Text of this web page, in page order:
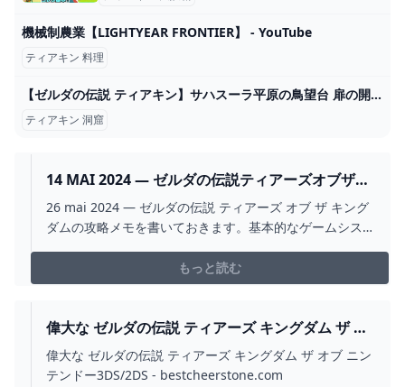
機械制農業【LIGHTYEAR FRONTIER】 - YouTube
ティアキン 料理
【ゼルダの伝説 ティアキン】サハスーラ平原の鳥望台 扉の開け方 洞窟 攻略【ティアーズオブザキングダム】 - YouTube
ティアキン 洞窟
14 MAI 2024 — ゼルダの伝説ティアーズオブザキ
ングダムの攻略。 2024
26 mai 2024 — ゼルダの伝説 ティアーズ オブ ザ キング
ダムの攻略メモを書いておきます。基本的なゲームシス
はNintendo Switchソフト『ゼルダの伝説 ティアーズ オ
ブ ザ キングダム』のメインチャレンジ「閉ざされた扉」
もっと読む
偉大な ゼルダの伝説 ティアーズ キングダム ザ オ
ブ ニンテンドー3DS/2DS -
BESTCHEERSTONE.COM
偉大な ゼルダの伝説 ティアーズ キングダム ザ オブ ニン
テンドー3DS/2DS - bestcheerstone.com